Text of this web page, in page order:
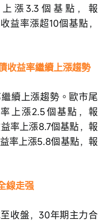
漲3.3個基點，報
益率漲超10個基點，
收益率繼續上漲趨勢
續上漲趨勢。歐市尾
上漲2.5個基點，報
率上漲8.7個基點，報
率上漲5.8個基點，報
線走强
收盤，30年期主力合